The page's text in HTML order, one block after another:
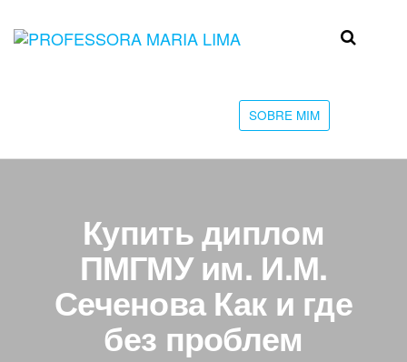
Professora
faculdade
SOBRE MIM
Купить диплом
ПМГМУ им. И.М.
Сеченова Как и где
без проблем